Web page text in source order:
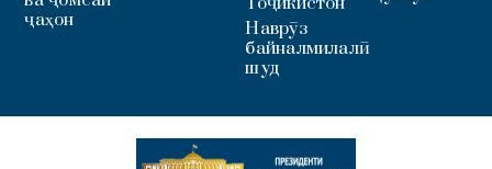
ҷаҳон
Наврӯз
байналмилалӣ
шуд